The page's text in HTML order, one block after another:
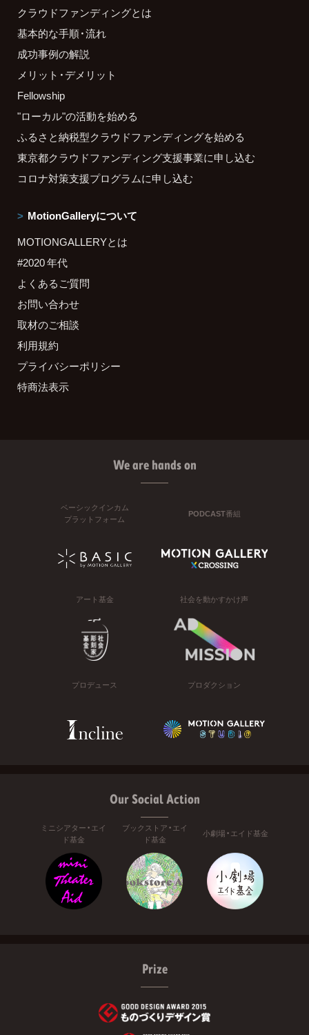
クラウドファンディングとは
基本的な手順・流れ
成功事例の解説
メリット・デメリット
Fellowship
"ローカル"の活動を始める
ふるさと納税型クラウドファンディングを始める
東京都クラウドファンディング支援事業に申し込む
コロナ対策支援プログラムに申し込む
MotionGalleryについて
MOTIONGALLERYとは
#2020 年代
よくあるご質問
お問い合わせ
取材のご相談
利用規約
プライバシーポリシー
特商法表示
We are hands on
ベーシックインカム
プラットフォーム
PODCAST番組
アート基金 社会を動かすかけ声
プロデュース プロダクション
Our Social Action
ミニシアター・エイ
ド基金
ブックストア・エイ
ド基金
小劇場・エイド基金
Prize